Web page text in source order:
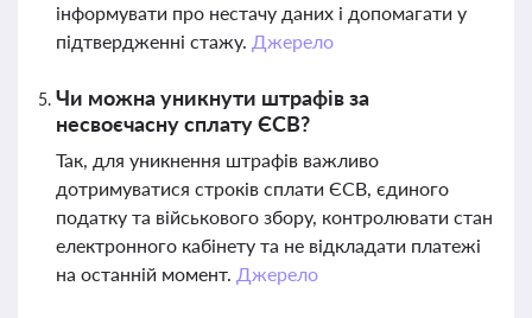
інформувати про нестачу даних і допомагати у
підтвердженні стажу. Джерело
Чи можна уникнути штрафів за
несвоєчасну сплату ЄСВ?
Так, для уникнення штрафів важливо
дотримуватися строків сплати ЄСВ, єдиного
податку та військового збору, контролювати стан
електронного кабінету та не відкладати платежі
на останній момент. Джерело